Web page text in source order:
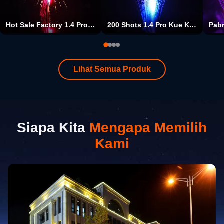
Hot Sale Factory 1.4 Pro Kue Kembang Api Jenis Dan Acara Natal 100 Tembakan Kembang Api Kue Besar Pyrotechnics Untuk Grosir 200 Shots 1.4 Pro Kue Kembang Api Acara Natal & Pesta Perlengkapan Jenis Dan Pesta Pesta Kembang Api Pyrotechnics
Lihat Semua Produk
Siapa Kita Mengapa Memilih
Kami